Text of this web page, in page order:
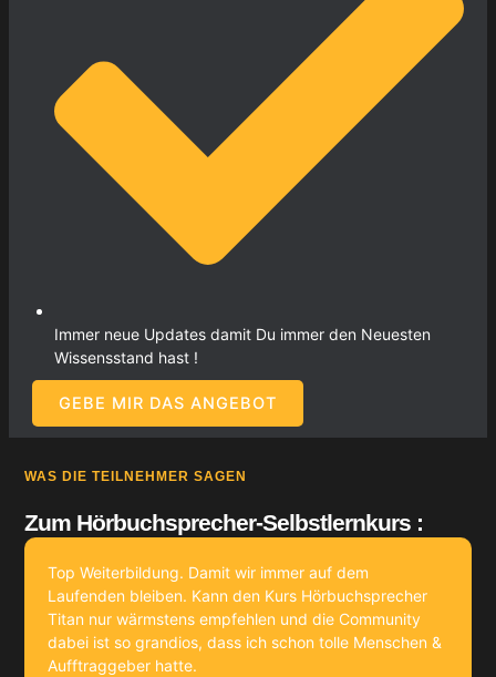
Immer neue Updates damit Du immer den Neuesten
Wissensstand hast !
GEBE MIR DAS ANGEBOT
WAS DIE TEILNEHMER SAGEN
Zum Hörbuchsprecher-Selbstlernkurs :
Top Weiterbildung. Damit wir immer auf dem
Laufenden bleiben. Kann den Kurs Hörbuchsprecher
Titan nur wärmstens empfehlen und die Community
dabei ist so grandios, dass ich schon tolle Menschen &
Aufftraggeber hatte.